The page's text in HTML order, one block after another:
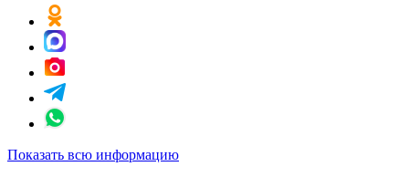
Показать всю информацию